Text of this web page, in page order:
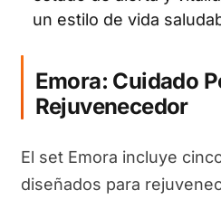
un estilo de vida
Emora: Cuidado
Rejuvenecedor
El set Emora incluye
diseñados para